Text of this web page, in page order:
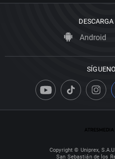
Android
Copyright © Uniprex,
San Sebastián de los